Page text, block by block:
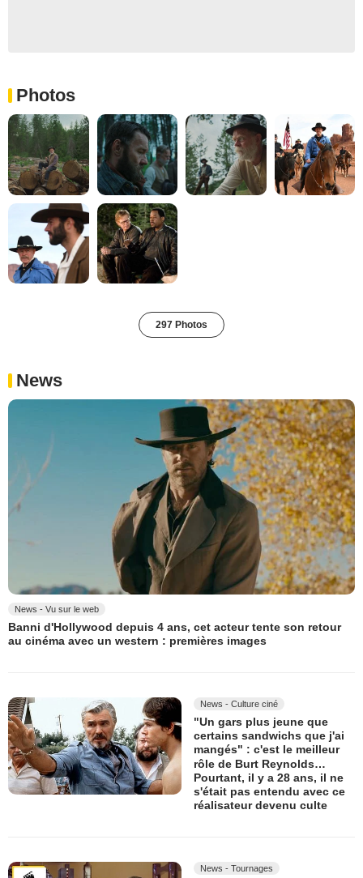
Photos
297 Photos
News
News - Vu sur le web
Banni d'Hollywood depuis 4 ans, cet acteur tente son retour
au cinéma avec un western : premières images
News - Culture ciné
"Un gars plus jeune que
certains sandwichs que j'ai
mangés" : c'est le meilleur
rôle de Burt Reynolds…
Pourtant, il y a 28 ans, il ne
s'était pas entendu avec ce
réalisateur devenu culte
News - Tournages